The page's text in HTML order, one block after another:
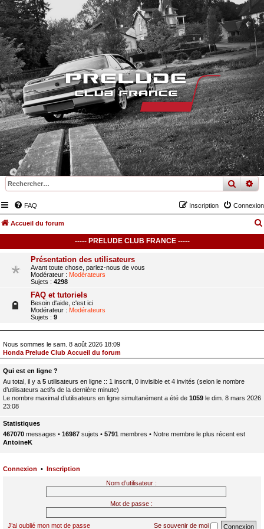
FAQ Connexion
Inscription
Accueil du forum
----- PRELUDE CLUB FRANCE -----
Présentation des utilisateurs
Avant toute chose, parlez-nous de vous
Modérateur : Modérateurs
Sujets : 4298
FAQ et tutoriels
Besoin d'aide, c'est ici
Modérateur : Modérateurs
Sujets : 9
Nous sommes le sam. 8 août 2026 18:09
Honda Prelude Club Accueil du forum
Qui est en ligne ?
Au total, il y a 5 utilisateurs en ligne :: 1 inscrit, 0 invisible et 4 invités (selon le nombre
d’utilisateurs actifs de la dernière minute)
Le nombre maximal d’utilisateurs en ligne simultanément a été de 1059 le dim. 8 mars 2026
23:08
Statistiques
467070 messages • 16987 sujets • 5791 membres • Notre membre le plus récent est
AntoineK
Connexion • Inscription
Nom d’utilisateur :
Mot de passe :
J’ai oublié mon mot de passe Se souvenir de moi